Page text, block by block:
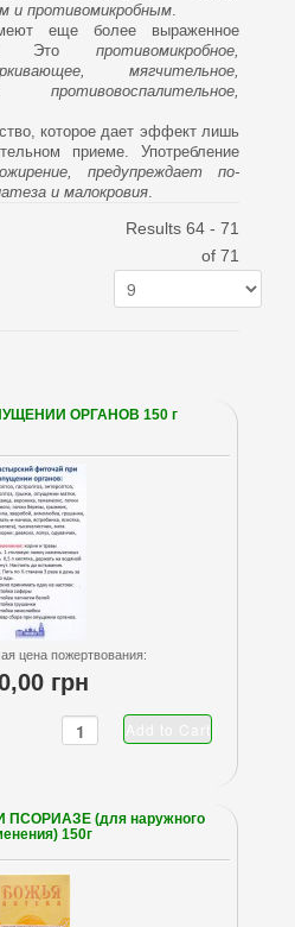
и противомикробным.
еще более выраженное
Этопротивомикробное,
мягчительное,
противовоспалительное,
которое дает эффект лишь
приеме. Употребление
предупреждает по-
и малокровия.
Results 64 - 71
of 71
ОРГАНОВ 150 г
цена пожертвования:
грн
ПСОРИАЗЕ (для наружного
150г